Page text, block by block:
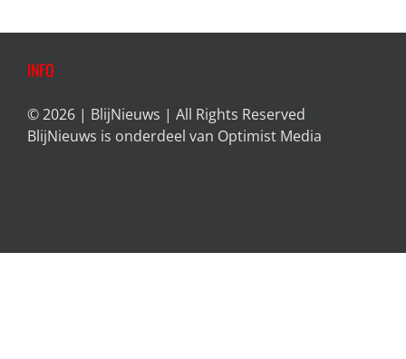
INFO
© 2026 | BlijNieuws | All Rights Reserved
BlijNieuws is onderdeel van Optimist Media